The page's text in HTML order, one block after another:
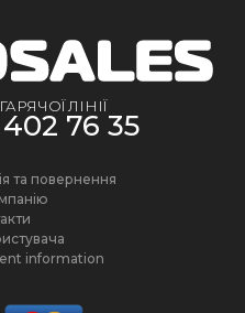
ЛІНІЇ
76 35
та повернення
information